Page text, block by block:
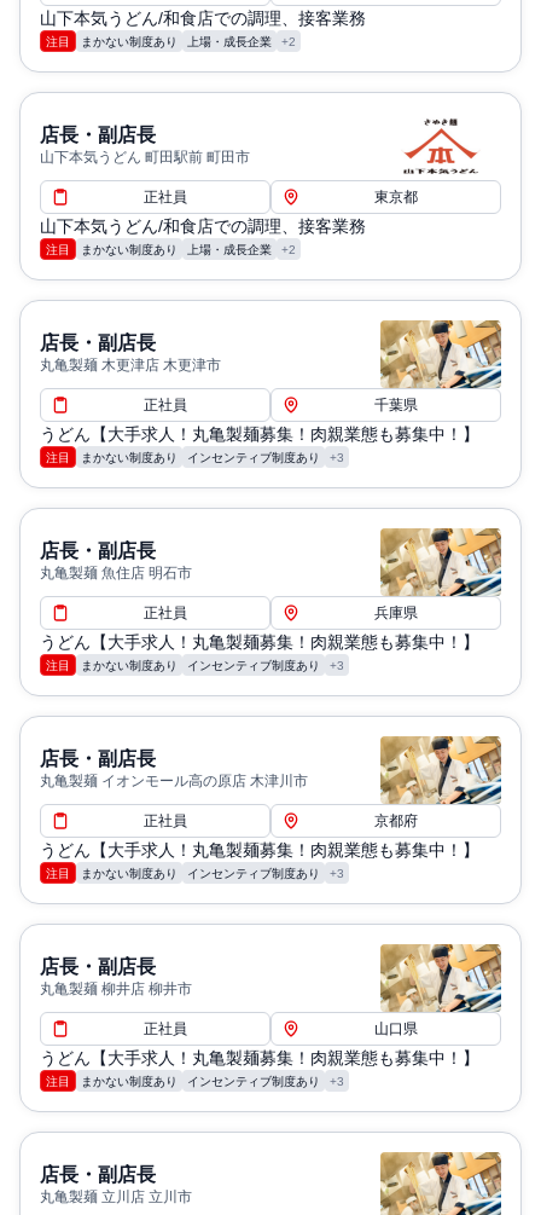
山下本気うどん/和食店での調理、接客業務
注目 まかない制度あり 上場・成長企業 +2
店長・副店長
山下本気うどん 町田駅前 町田市
正社員 東京都
山下本気うどん/和食店での調理、接客業務
注目 まかない制度あり 上場・成長企業 +2
店長・副店長
丸亀製麺 木更津店 木更津市
正社員 千葉県
うどん【大手求人！丸亀製麺募集！肉親業態も募集中！】
注目 まかない制度あり インセンティブ制度あり +3
店長・副店長
丸亀製麺 魚住店 明石市
正社員 兵庫県
うどん【大手求人！丸亀製麺募集！肉親業態も募集中！】
注目 まかない制度あり インセンティブ制度あり +3
店長・副店長
丸亀製麺 イオンモール高の原店 木津川市
正社員 京都府
うどん【大手求人！丸亀製麺募集！肉親業態も募集中！】
注目 まかない制度あり インセンティブ制度あり +3
店長・副店長
丸亀製麺 柳井店 柳井市
正社員 山口県
うどん【大手求人！丸亀製麺募集！肉親業態も募集中！】
注目 まかない制度あり インセンティブ制度あり +3
店長・副店長
丸亀製麺 立川店 立川市